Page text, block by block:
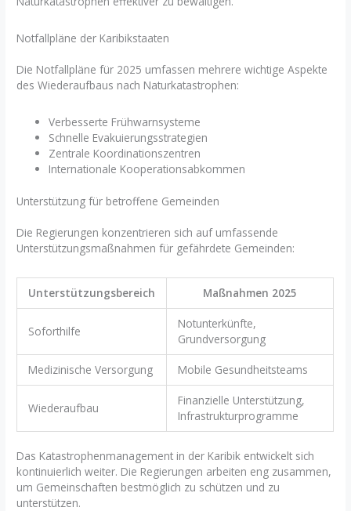
Notfallpläne der Karibikstaaten
Die Notfallpläne für 2025 umfassen mehrere wichtige Aspekte
des Wiederaufbaus nach Naturkatastrophen:
Verbesserte Frühwarnsysteme
Schnelle Evakuierungsstrategien
Zentrale Koordinationszentren
Internationale Kooperationsabkommen
Unterstützung für betroffene Gemeinden
Die Regierungen konzentrieren sich auf umfassende
Unterstützungsmaßnahmen für gefährdete Gemeinden:
Unterstützungsbereich Maßnahmen 2025
Soforthilfe
Notunterkünfte,
Grundversorgung
Medizinische Versorgung Mobile Gesundheitsteams
Wiederaufbau
Finanzielle Unterstützung,
Infrastrukturprogramme
Das Katastrophenmanagement in der Karibik entwickelt sich
kontinuierlich weiter. Die Regierungen arbeiten eng zusammen,
um Gemeinschaften bestmöglich zu schützen und zu
unterstützen.